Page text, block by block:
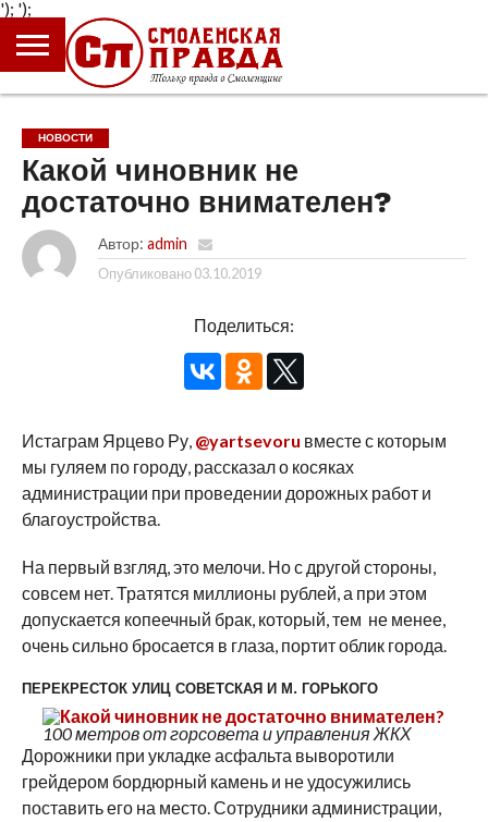
');
ГЛАВНАЯ
НОВОСТИ
ПРОИСШЕСТВИЯ
ПОЛИТИКА
КУЛЬТУРА
ЭКОНОМИКА
ОБЩЕСТВО
БЛОГИ
НОВОСТИ
Какой чиновник не
достаточно внимателен?
Автор: admin
Опубликовано 03.10.2019
Поделиться:
Истаграм Ярцево Ру, @yartsevoru вместе с которым
мы гуляем по городу, рассказал о косяках
администрации при проведении дорожных работ и
благоустройства.
На первый взгляд, это мелочи. Но с другой стороны,
совсем нет. Тратятся миллионы рублей, а при этом
допускается копеечный брак, который, тем не менее,
очень сильно бросается в глаза, портит облик города.
ПЕРЕКРЕСТОК УЛИЦ СОВЕТСКАЯ И М. ГОРЬКОГО
100 метров от горсовета и управления ЖКХ
Дорожники при укладке асфальта выворотили
грейдером бордюрный камень и не удосужились
поставить его на место. Сотрудники администрации,
');